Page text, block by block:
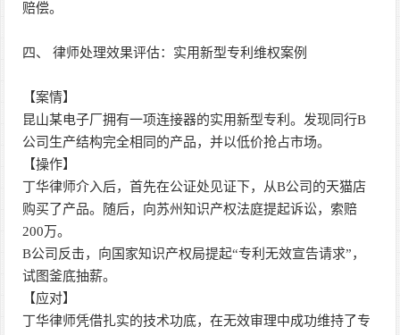
赔偿。
四、 律师处理效果评估：实用新型专利维权案例
【案情】
昆山某电子厂拥有一项连接器的实用新型专利。发现同行B
公司生产结构完全相同的产品，并以低价抢占市场。
【操作】
丁华律师介入后，首先在公证处见证下，从B公司的天猫店
购买了产品。随后，向苏州知识产权法庭提起诉讼，索赔
200万。
B公司反击，向国家知识产权局提起“专利无效宣告请求”，
试图釜底抽薪。
【应对】
丁华律师凭借扎实的技术功底，在无效审理中成功维持了专